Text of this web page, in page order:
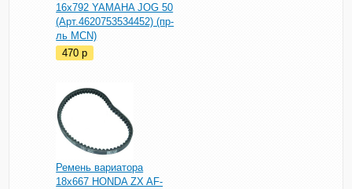
16х792 YAMAHA JOG 50
(Арт.4620753534452) (пр-
ль MCN)
470p
Ремень вариатора
18х667 HONDA ZX AF-